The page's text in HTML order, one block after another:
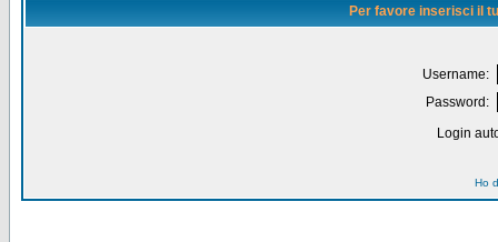
Per favore inserisci il
Username:
Password:
Login
Ho